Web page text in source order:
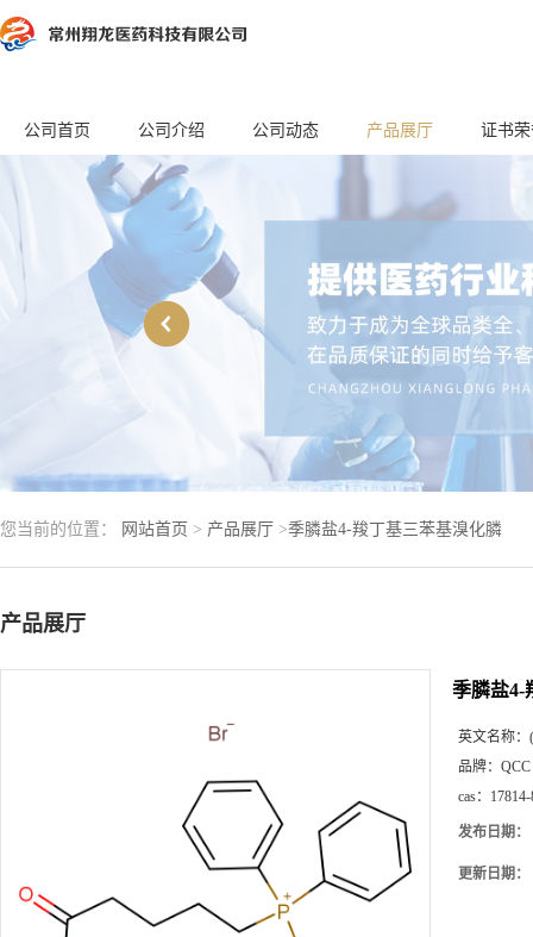
公司首页 公司介绍 公司动态 产品展厅 证书
您当前的位置： 网站首页 > 产品展厅 >季膦盐4-羧丁基三苯基溴化膦
产品展厅
季膦盐4-
英文名称：
品牌： QCC
cas：
发布日期：
更新日期：